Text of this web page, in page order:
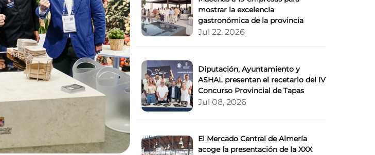
mostrar la excelencia
gastronómica de la provincia
Jul 22, 2026
Diputación, Ayuntamiento y
ASHAL presentan el recetario del IV
Concurso Provincial de Tapas
Jul 08, 2026
El Mercado Central de Almería
acoge la presentación de la XXX